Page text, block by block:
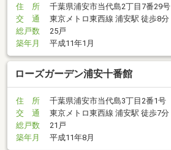
住 所
千葉県浦安市当代島2丁目7番29号
交 通
東京メトロ東西線 浦安駅 徒歩8分
総戸数
25戸
築年月
平成11年1月
ローズガーデン浦安十番館
住 所
千葉県浦安市当代島3丁目2番1号
交 通
東京メトロ東西線 浦安駅 徒歩7分
総戸数
21戸
築年月
平成11年8月